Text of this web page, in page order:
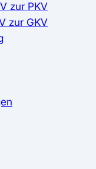
zur PKV
zur GKV